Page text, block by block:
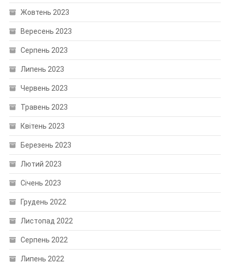
Жовтень 2023
Вересень 2023
Серпень 2023
Липень 2023
Червень 2023
Травень 2023
Квітень 2023
Березень 2023
Лютий 2023
Січень 2023
Грудень 2022
Листопад 2022
Серпень 2022
Липень 2022